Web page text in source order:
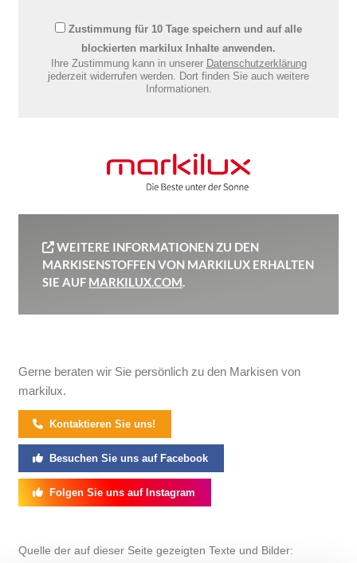
Zustimmung für 10 Tage speichern und auf alle
blockierten markilux Inhalte anwenden.
Ihre Zustimmung kann in unserer Datenschutzerklärung
jederzeit widerrufen werden. Dort finden Sie auch weitere
Informationen.
WEITERE INFORMATIONEN ZU DEN
MARKISENSTOFFEN VON MARKILUX ERHALTEN
SIE AUF MARKILUX.COM.
Gerne beraten wir Sie persönlich zu den Markisen von
markilux.
Kontaktieren Sie uns!
Besuchen Sie uns auf Facebook
Folgen Sie uns auf Instagram
Quelle der auf dieser Seite gezeigten Texte und Bilder: